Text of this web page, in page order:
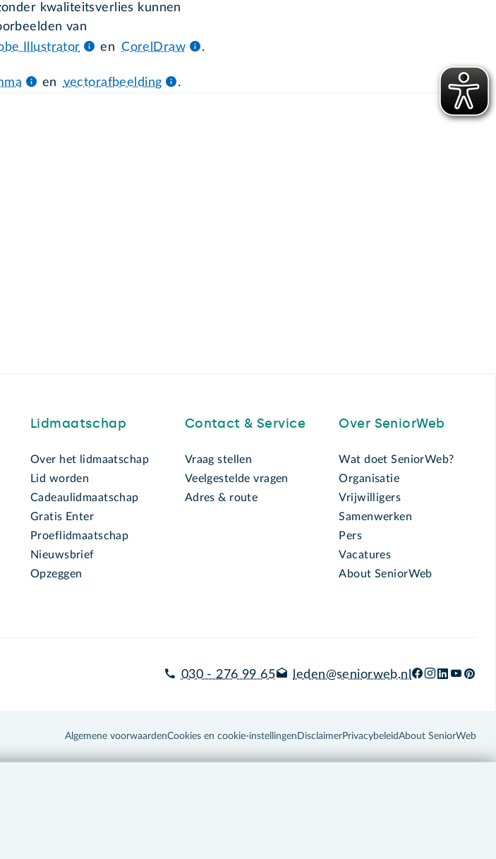
kwaliteitsverlies kunnen
van
Illustrator en CorelDraw .
en vectorafbeelding
.
Lidmaatschap
Over het lidmaatschap
Lid worden
Cadeaulidmaatschap
Gratis Enter
Proeflidmaatschap
Nieuwsbrief
Opzeggen
Contact & Service
Vraag stellen
Veelgestelde vragen
Adres & route
Over SeniorWeb
Wat doet SeniorWeb?
Organisatie
Vrijwilligers
Samenwerken
Pers
Vacatures
About SeniorWeb
030 - 276 99 65 leden@seniorweb.nl
Algemene voorwaardenCookies en cookie-instellingen DisclaimerPrivacybeleidAbout SeniorWeb